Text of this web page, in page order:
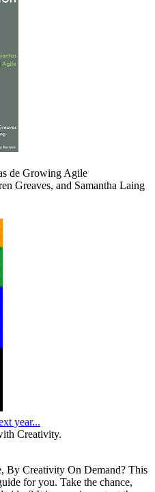
de Growing Agile
Greaves, and Samantha Laing
year...
Creativity.
By Creativity On Demand? This
for you. Take the chance,